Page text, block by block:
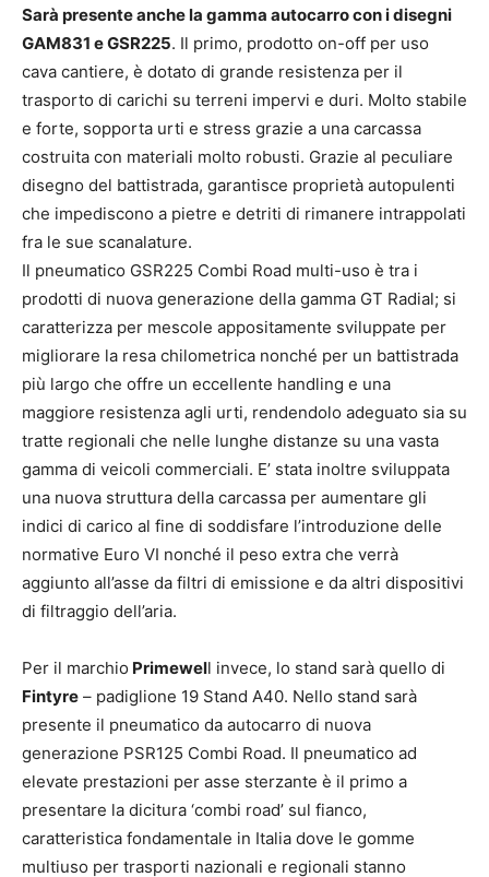
Sarà presente anche la gamma autocarro con i disegni
GAM831 e GSR225. Il primo, prodotto on-off per uso
cava cantiere, è dotato di grande resistenza per il
trasporto di carichi su terreni impervi e duri. Molto stabile
e forte, sopporta urti e stress grazie a una carcassa
costruita con materiali molto robusti. Grazie al peculiare
disegno del battistrada, garantisce proprietà autopulenti
che impediscono a pietre e detriti di rimanere intrappolati
fra le sue scanalature.
Il pneumatico GSR225 Combi Road multi-uso è tra i
prodotti di nuova generazione della gamma GT Radial; si
caratterizza per mescole appositamente sviluppate per
migliorare la resa chilometrica nonché per un battistrada
più largo che offre un eccellente handling e una
maggiore resistenza agli urti, rendendolo adeguato sia su
tratte regionali che nelle lunghe distanze su una vasta
gamma di veicoli commerciali. E’ stata inoltre sviluppata
una nuova struttura della carcassa per aumentare gli
indici di carico al fine di soddisfare l’introduzione delle
normative Euro VI nonché il peso extra che verrà
aggiunto all’asse da filtri di emissione e da altri dispositivi
di filtraggio dell’aria.
Per il marchio Primewell invece, lo stand sarà quello di
Fintyre – padiglione 19 Stand A40. Nello stand sarà
presente il pneumatico da autocarro di nuova
generazione PSR125 Combi Road. Il pneumatico ad
elevate prestazioni per asse sterzante è il primo a
presentare la dicitura ‘combi road’ sul fianco,
caratteristica fondamentale in Italia dove le gomme
multiuso per trasporti nazionali e regionali stanno